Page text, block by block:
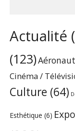
Actualité
(123)
Cinéma /
Culture (64)
Esthétique (6)